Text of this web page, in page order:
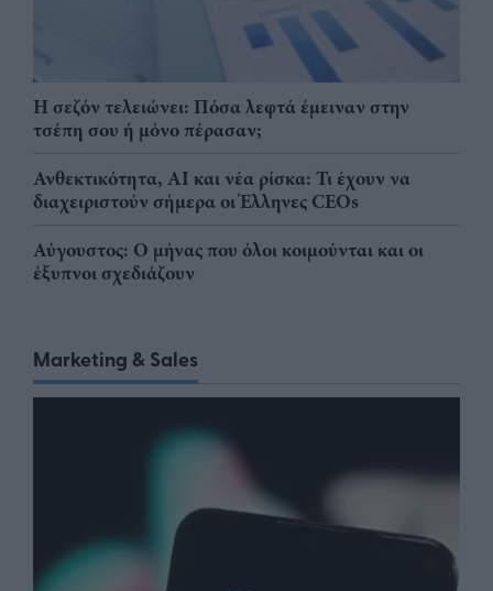
Η σεζόν τελειώνει: Πόσα λεφτά έμειναν στην
τσέπη σου ή μόνο πέρασαν;
Ανθεκτικότητα, AI και νέα ρίσκα: Τι έχουν να
διαχειριστούν σήμερα οι Έλληνες CEOs
Αύγουστος: Ο μήνας που όλοι κοιμούνται και οι
έξυπνοι σχεδιάζουν
Marketing & Sales